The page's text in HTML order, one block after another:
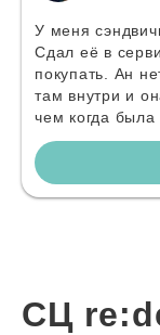
У меня
Сдал её в
покупать. Ан
там внутри и
чем когда
СЦ